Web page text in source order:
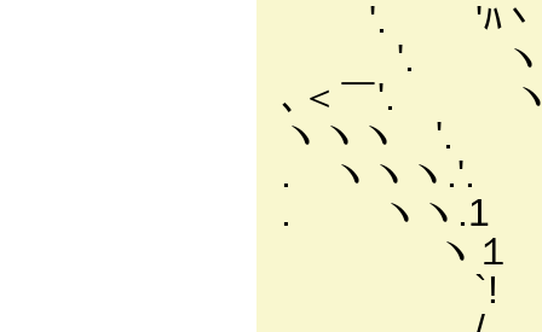
'. 'ﾊ丶､.
'. ヽ
､＜￣'.
ヽヽヽ '.
. ヽヽヽ.'.
. ヽヽ.1
ヽ１
`! .|